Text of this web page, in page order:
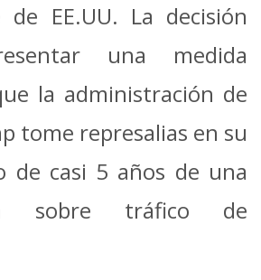
de EE.UU. La decisión
una medida
la administración de
tome represalias en su
de casi 5 años de una
sobre tráfico de